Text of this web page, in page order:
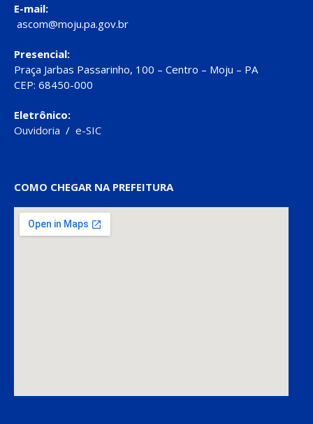
E-mail:
ascom@moju.pa.gov.br
Presencial:
Praça Jarbas Passarinho, 100 – Centro – Moju – PA
CEP: 68450-000
Eletrônico:
Ouvidoria / e-SIC
COMO CHEGAR NA PREFEITURA